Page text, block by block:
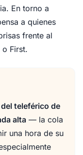
En torno a
a quienes
frente al
First.
teleférico de
alta — la cola
una hora de su